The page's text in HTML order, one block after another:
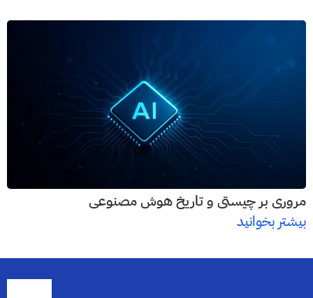
مروری بر چیستی و تاریخ هوش مصنوعی
بیشتر بخوانید